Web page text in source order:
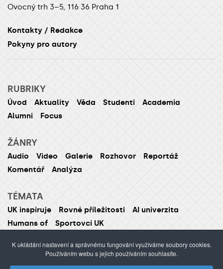
Ovocný trh 3–5, 116 36 Praha 1
Kontakty / Redakce
Pokyny pro autory
RUBRIKY
Úvod Aktuality Věda Studenti
Academia
Alumni
Focus
ŽÁNRY
Audio Video Galerie Rozhovor
Reportáž
Komentář
Analýza
TÉMATA
UK inspiruje Rovné příležitosti
AI univerzita
Humans of
Sportovci UK
K ukládání nastavení a správnému fungování využíváme soubory cookies.
Používáním webu s jejich používáním souhlasíte.